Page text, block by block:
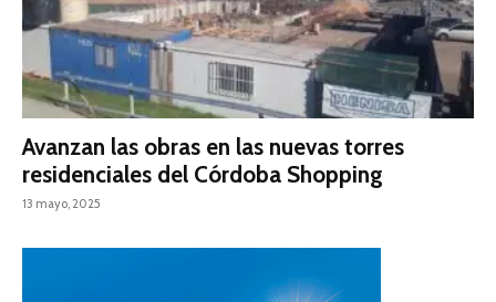
Avanzan las obras en las nuevas torres
residenciales del Córdoba Shopping
13 mayo, 2025